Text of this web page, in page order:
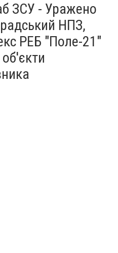
ЗСУ - Уражено
НПЗ,
РЕБ "Поле-21"
об'єкти